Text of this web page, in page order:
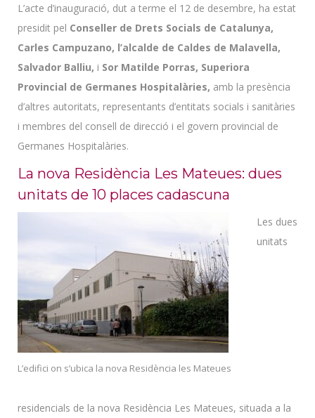
L’acte d’inauguració, dut a terme el 12 de desembre, ha estat
presidit pel Conseller de Drets Socials de Catalunya,
Carles Campuzano, l’alcalde de Caldes de Malavella,
Salvador Balliu, i Sor Matilde Porras, Superiora
Provincial de Germanes Hospitalàries, amb la presència
d’altres autoritats, representants d’entitats socials i sanitàries
i membres del consell de direcció i el govern provincial de
Germanes Hospitalàries.
La nova Residència Les Mateues: dues
unitats de 10 places cadascuna
L’edifici on s’ubica la nova Residència les Mateues
Les dues
unitats
residencials de la nova Residència Les Mateues, situada a la